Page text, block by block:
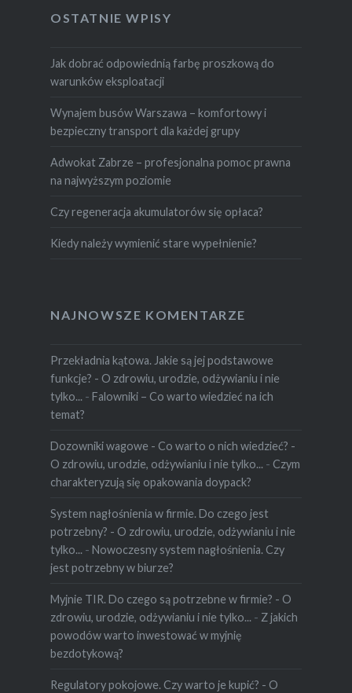
OSTATNIE WPISY
Jak dobrać odpowiednią farbę proszkową do
warunków eksploatacji
Wynajem busów Warszawa – komfortowy i
bezpieczny transport dla każdej grupy
Adwokat Zabrze – profesjonalna pomoc prawna
na najwyższym poziomie
Czy regeneracja akumulatorów się opłaca?
Kiedy należy wymienić stare wypełnienie?
NAJNOWSZE KOMENTARZE
Przekładnia kątowa. Jakie są jej podstawowe
funkcje? - O zdrowiu, urodzie, odżywianiu i nie
tylko... - Falowniki – Co warto wiedzieć na ich
temat?
Dozowniki wagowe - Co warto o nich wiedzieć? -
O zdrowiu, urodzie, odżywianiu i nie tylko... - Czym
charakteryzują się opakowania doypack?
System nagłośnienia w firmie. Do czego jest
potrzebny? - O zdrowiu, urodzie, odżywianiu i nie
tylko... - Nowoczesny system nagłośnienia. Czy
jest potrzebny w biurze?
Myjnie TIR. Do czego są potrzebne w firmie? - O
zdrowiu, urodzie, odżywianiu i nie tylko... - Z jakich
powodów warto inwestować w myjnię
bezdotykową?
Regulatory pokojowe. Czy warto je kupić? - O